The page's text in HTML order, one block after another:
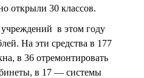
открыли 30 классов.
в этом году
На эти средства в 177
в 36 отремонтировать
в 17 — системы